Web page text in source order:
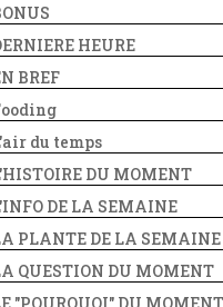
HEURE
BREF
du temps
DU MOMENT
DE LA SEMAINE
PLANTE DE LA SEMAINE
QUESTION DU MOMENT